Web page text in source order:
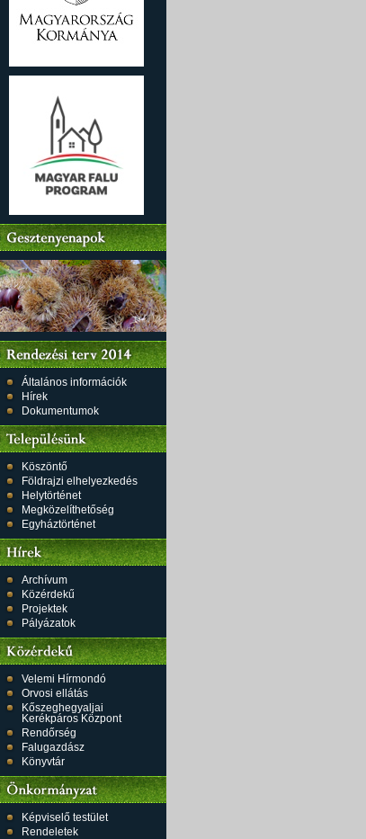
Általános információk
Hírek
Dokumentumok
Köszöntő
Földrajzi elhelyezkedés
Helytörténet
Megközelíthetőség
Egyháztörténet
Archívum
Közérdekű
Projektek
Pályázatok
Velemi Hírmondó
Orvosi ellátás
Kőszeghegyaljai
Kerékpáros Központ
Rendőrség
Falugazdász
Könyvtár
Képviselő testület
Rendeletek